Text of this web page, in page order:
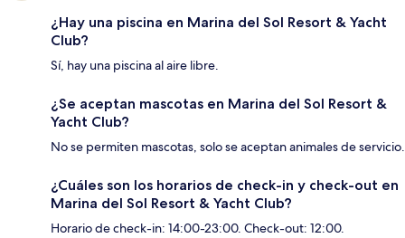
¿Hay una piscina en Marina del Sol Resort & Yacht
Club?
Sí, hay una piscina al aire libre.
¿Se aceptan mascotas en Marina del Sol Resort &
Yacht Club?
No se permiten mascotas, solo se aceptan animales de servicio.
¿Cuáles son los horarios de check-in y check-out en
Marina del Sol Resort & Yacht Club?
Horario de check-in: 14:00-23:00. Check-out: 12:00.